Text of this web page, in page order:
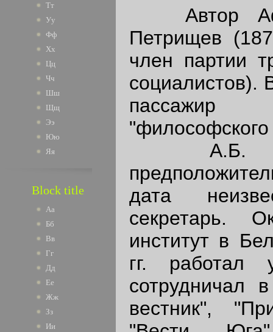
Тт
Уу
Фф
Хх
Цц
Чч
Шш
Щщ
Ээ
Юю
Яя
Block title
Аа
Бб
Вв
Гг
Дд
Ее
Жж
Зз
Ии
Автор
Петрищев
член партии
социалистов).
А.Б.
дата
секретарь.
институт в
гг. работал
сотрудничал
вестник",